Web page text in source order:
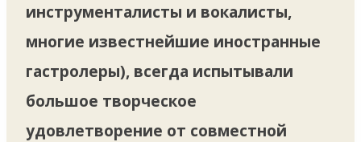
инструменталисты и вокалисты,
многие известнейшие иностранные
гастролеры), всегда испытывали
большое творческое
удовлетворение от совместной